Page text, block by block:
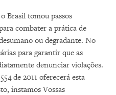
Brasil tomou passos
combater a prática de
ou degradante. No
para garantir que as
denunciar violações.
de 2011 oferecerá esta
instamos Vossas